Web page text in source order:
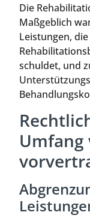
Die
Maßgeblich
Leistungen,
schuldet, und